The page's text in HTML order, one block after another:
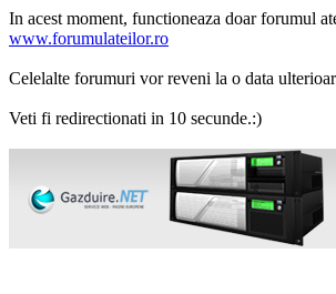
In acest moment, functioneaza doar forumul
www.forumulateilor.ro
Celelalte forumuri vor reveni la o data
Veti fi redirectionati in 10 secunde.:)